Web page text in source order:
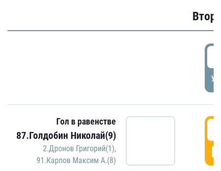
Гол в равенстве
87.Голдобин Николай(9)
2.Дронов Григорий(1),
91.Карпов Максим А.(8)